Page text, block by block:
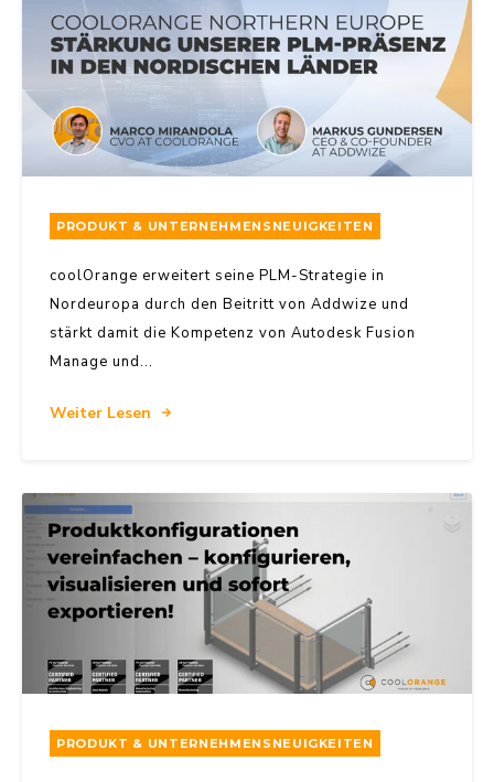
PRODUKT & UNTERNEHMENSNEUIGKEITEN
coolOrange erweitert seine PLM-Strategie in
Nordeuropa durch den Beitritt von Addwize und
stärkt damit die Kompetenz von Autodesk Fusion
Manage und...
Weiter Lesen
PRODUKT & UNTERNEHMENSNEUIGKEITEN